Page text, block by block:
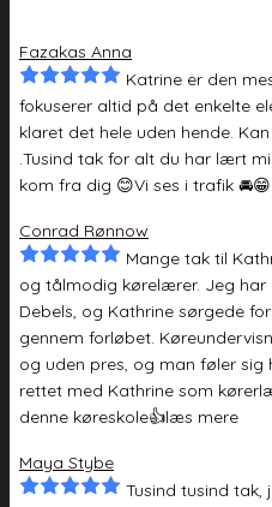
Fazakas Anna
Katrine er den
fokuserer altid på det enkelte
klaret det hele uden hende. Kan
.Tusind tak for alt du har lært
kom fra dig 😊Vi ses i trafik 🚘😁
Conrad Rønnow
Mange tak til
og tålmodig kørelærer. Jeg
Debels, og Kathrine sørgede
gennem forløbet.
og uden pres, og man føler
rettet med Kathrine som
denne køreskole👍læs mere
Maya Stybe
Tusind tusind